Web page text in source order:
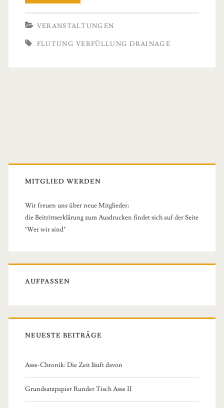
durch
die
Hintertür
VERANSTALTUNGEN
FLUTUNG VERFÜLLUNG DRAINAGE
MITGLIED WERDEN
Wir freuen uns über neue Mitglieder:
die Beitrittserklärung zum Ausdrucken findet sich auf der Seite
"Wer wir sind"
AUFPASSEN
NEUESTE BEITRÄGE
Asse-Chronik: Die Zeit läuft davon
Grundsatzpapier Runder Tisch Asse II